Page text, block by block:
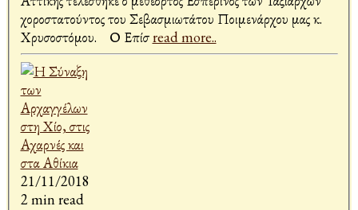
χοροστατούντος του Σεβασμιωτάτου Ποιμενάρχου μας κ.
Χρυσοστόμου. Ο Επίσread more..
21/11/2018
2 min read